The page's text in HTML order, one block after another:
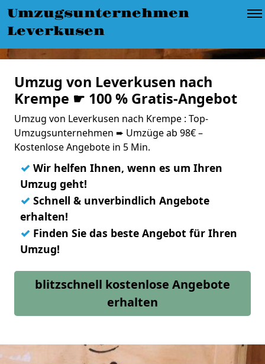
Umzugsunternehmen
Leverkusen
Umzug von Leverkusen nach
Krempe ☛ 100 % Gratis-Angebot
Umzug von Leverkusen nach Krempe : Top-
Umzugsunternehmen ➨ Umzüge ab 98€ –
Kostenlose Angebote in 5 Min.
✓ Wir helfen Ihnen, wenn es um Ihren
Umzug geht!
✓ Schnell & unverbindlich Angebote
erhalten!
✓ Finden Sie das beste Angebot für Ihren
Umzug!
blitzschnell kostenlose Angebote
erhalten